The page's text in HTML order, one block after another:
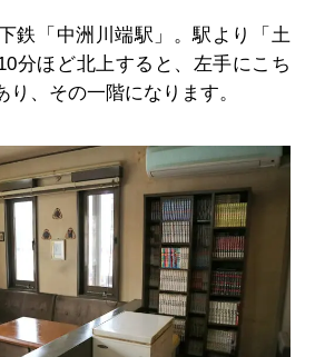
鉄「中洲川端駅」。駅より「土
分ほど北上すると、左手にこち
り、その一階になります。